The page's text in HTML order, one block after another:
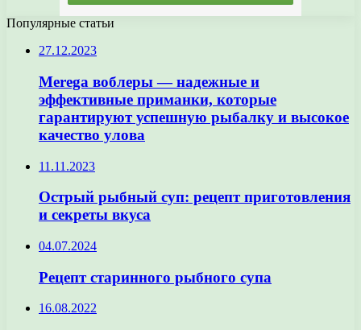
Популярные статьи
27.12.2023
Merega воблеры — надежные и
эффективные приманки, которые
гарантируют успешную рыбалку и высокое
качество улова
11.11.2023
Острый рыбный суп: рецепт приготовления
и секреты вкуса
04.07.2024
Рецепт старинного рыбного супа
16.08.2022